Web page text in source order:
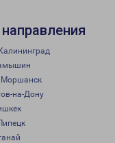
Моршанск
на-Дону